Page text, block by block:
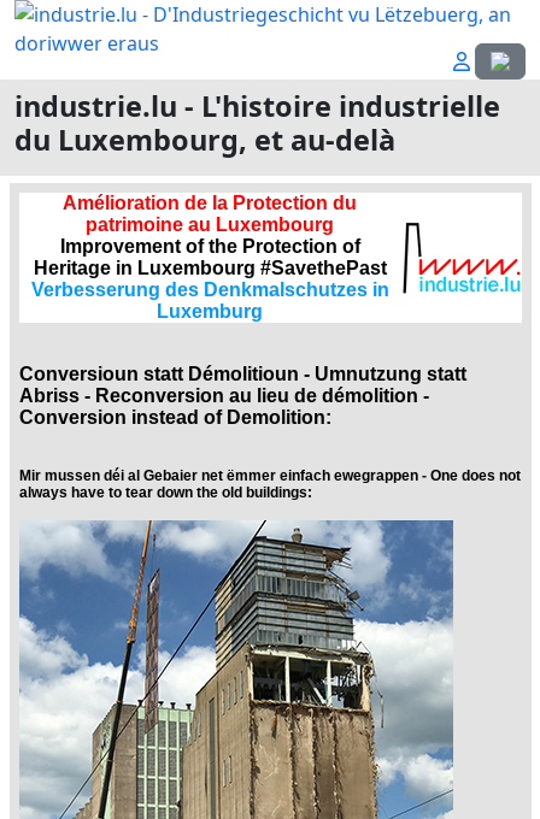
industrie.lu - L'histoire industrielle
du Luxembourg, et au-delà